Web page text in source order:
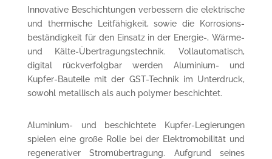
Innovative Beschichtungen verbessern die elektrische
und thermische Leitfähigkeit, sowie die Korrosions­
beständigkeit für den Einsatz in der Energie-, Wärme-
und Kälte-Übertragungs­technik. Vollautomatisch,
digital rückverfolgbar werden Aluminium- und
Kupfer-Bauteile mit der GST-Technik im Unterdruck,
sowohl metallisch als auch polymer beschichtet.
Aluminium- und beschichtete Kupfer-Legierungen
spielen eine große Rolle bei der Elektromobilität und
regenerativer Strom­übertragung. Aufgrund seines